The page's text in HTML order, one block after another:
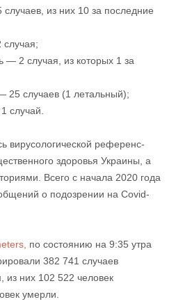
из них 10 за последние
случая;
— 2 случая, из которых 1 за
25 случаев (1 летальный);
случай.
вирусологической референс-
здоровья Украины, а
Всего с начала 2020 года
о подозрении на Covid-
по состоянию на 9:35 утра
382 741 случаев
из них 102 522 человек
умерли.